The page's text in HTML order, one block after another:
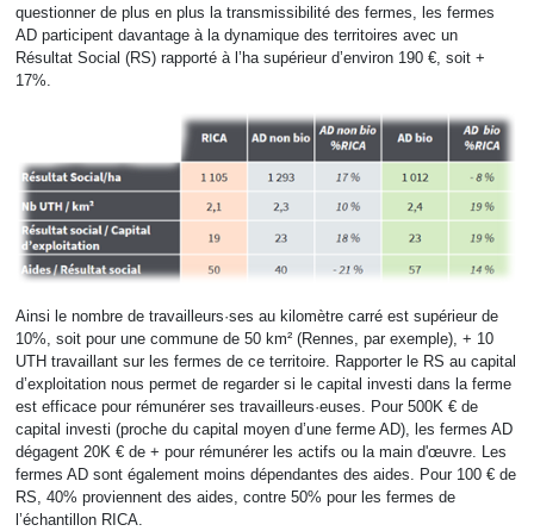
questionner de plus en plus la transmissibilité des fermes, les fermes
AD participent davantage à la dynamique des territoires avec un
Résultat Social (RS) rapporté à l’ha supérieur d’environ 190 €, soit +
17%.
Ainsi le nombre de travailleurs·ses au kilomètre carré est supérieur de
10%, soit pour une commune de 50 km² (Rennes, par exemple), + 10
UTH travaillant sur les fermes de ce territoire. Rapporter le RS au capital
d’exploitation nous permet de regarder si le capital investi dans la ferme
est efficace pour rémunérer ses travailleurs·euses. Pour 500K € de
capital investi (proche du capital moyen d’une ferme AD), les fermes AD
dégagent 20K € de + pour rémunérer les actifs ou la main d'œuvre. Les
fermes AD sont également moins dépendantes des aides. Pour 100 € de
RS, 40% proviennent des aides, contre 50% pour les fermes de
l’échantillon RICA.